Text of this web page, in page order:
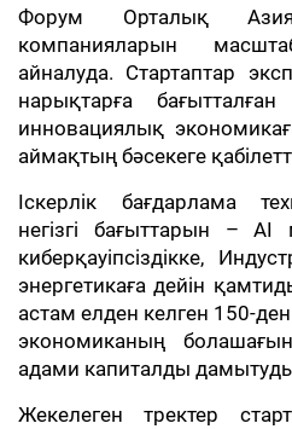
Форум Орталық
компанияларын
айналуда. Стартаптар
нарықтарға
инновациялық
аймақтың бәсекеге
Іскерлік бағдарлама
негізгі бағыттарын – AI
киберқауіпсіздікке,
энергетикаға дейін
астам елден келген 150-
экономиканың
адами капиталды
Жекелеген тректер